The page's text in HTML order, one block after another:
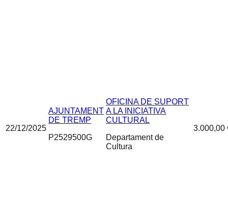
22/12/2025
AJUNTAMENT
DE TREMP
P2529500G
OFICINA DE SUPORT
A LA INICIATIVA
CULTURAL
Departament de
Cultura
3.000,00